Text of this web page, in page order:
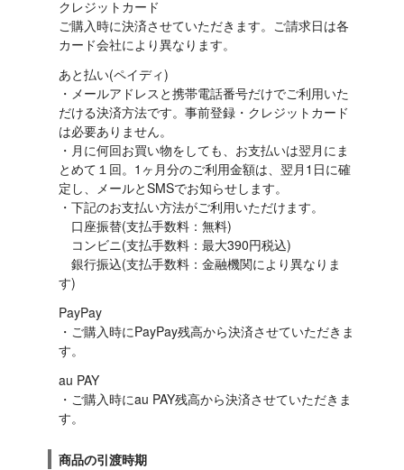
クレジットカード
ご購入時に決済させていただきます。ご請求日は各
カード会社により異なります。
あと払い(ペイディ)
・メールアドレスと携帯電話番号だけでご利用いた
だける決済方法です。事前登録・クレジットカード
は必要ありません。
・月に何回お買い物をしても、お支払いは翌月にま
とめて１回。1ヶ月分のご利用金額は、翌月1日に確
定し、メールとSMSでお知らせします。
・下記のお支払い方法がご利用いただけます。
口座振替(支払手数料：無料)
コンビニ(支払手数料：最大390円税込)
銀行振込(支払手数料：金融機関により異なりま
す)
PayPay
・ご購入時にPayPay残高から決済させていただきま
す。
au PAY
・ご購入時にau PAY残高から決済させていただきま
す。
商品の引渡時期